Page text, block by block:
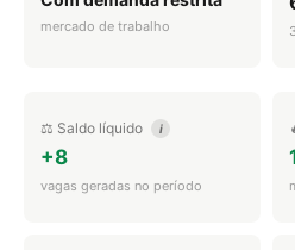
mercado de trabalho
⚖️ Saldo líquido i
+8
vagas geradas no período